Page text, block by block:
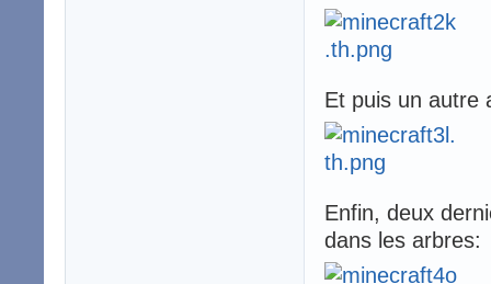
Et puis un autre
Enfin, deux
dans les arbres: